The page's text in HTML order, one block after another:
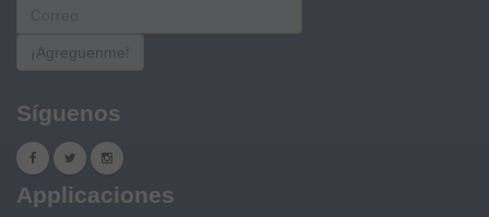
¡Agreguenme!
Síguenos
Applicaciones